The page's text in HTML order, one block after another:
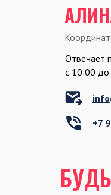
Отвечает
c 10:00
+7